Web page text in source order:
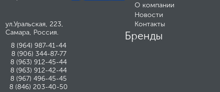
ул.Уральская, 223,
Самара, Россия.
8 (964) 987-41-44
8 (906) 344-87-77
8 (963) 912-45-44
8 (963) 912-42-44
8 (967) 496-45-45
8 (846) 203-40-50
О компании
Новости
Контакты
Бренды